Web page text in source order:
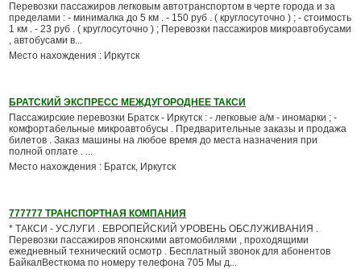
Перевозки пассажиров легковым автотранспортом в черте города и за
пределами : - минималка до 5 км . - 150 руб . ( круглосуточно ) ; - стоимость
1 км . - 23 руб . ( круглосуточно ) ; Перевозки пассажиров микроавтобусами
, автобусами в...
Место нахождения : Иркутск
БРАТСКИЙ ЭКСПРЕСС МЕЖДУГОРОДНЕЕ ТАКСИ
Пассажирские перевозки Братск - Иркутск : - легковые а/м - иномарки ; -
комфортабельные микроавтобусы . Предварительные заказы и продажа
билетов . Заказ машины на любое время до места назначения при
полной оплате . ...
Место нахождения : Братск, Иркутск
777777 ТРАНСПОРТНАЯ КОМПАНИЯ
* ТАКСИ - УСЛУГИ . ЕВРОПЕЙСКИЙ УРОВЕНЬ ОБСЛУЖИВАНИЯ .
Перевозки пассажиров японскими автомобилями , проходящими
ежедневный технический осмотр . Бесплатный звонок для абонентов
БайкалВесткома по номеру телефона 705 Мы д...